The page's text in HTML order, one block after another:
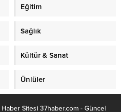
Eğitim
Sağlık
Kültür & Sanat
Ünlüler
Sitesi 37haber.com - Güncel